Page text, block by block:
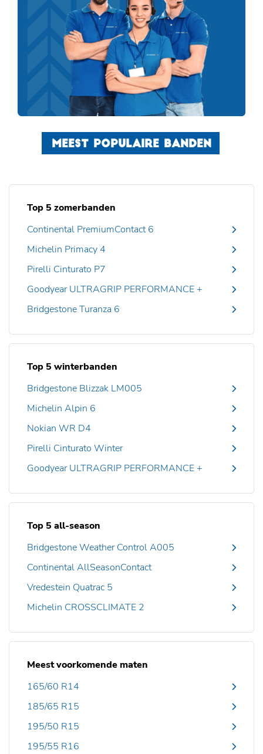
MEEST POPULAIRE BANDEN
Top 5 zomerbanden
Continental PremiumContact 6
Michelin Primacy 4
Pirelli Cinturato P7
Goodyear ULTRAGRIP PERFORMANCE +
Bridgestone Turanza 6
Top 5 winterbanden
Bridgestone Blizzak LM005
Michelin Alpin 6
Nokian WR D4
Pirelli Cinturato Winter
Goodyear ULTRAGRIP PERFORMANCE +
Top 5 all-season
Bridgestone Weather Control A005
Continental AllSeasonContact
Vredestein Quatrac 5
Michelin CROSSCLIMATE 2
Meest voorkomende maten
165/60 R14
185/65 R15
195/50 R15
195/55 R16